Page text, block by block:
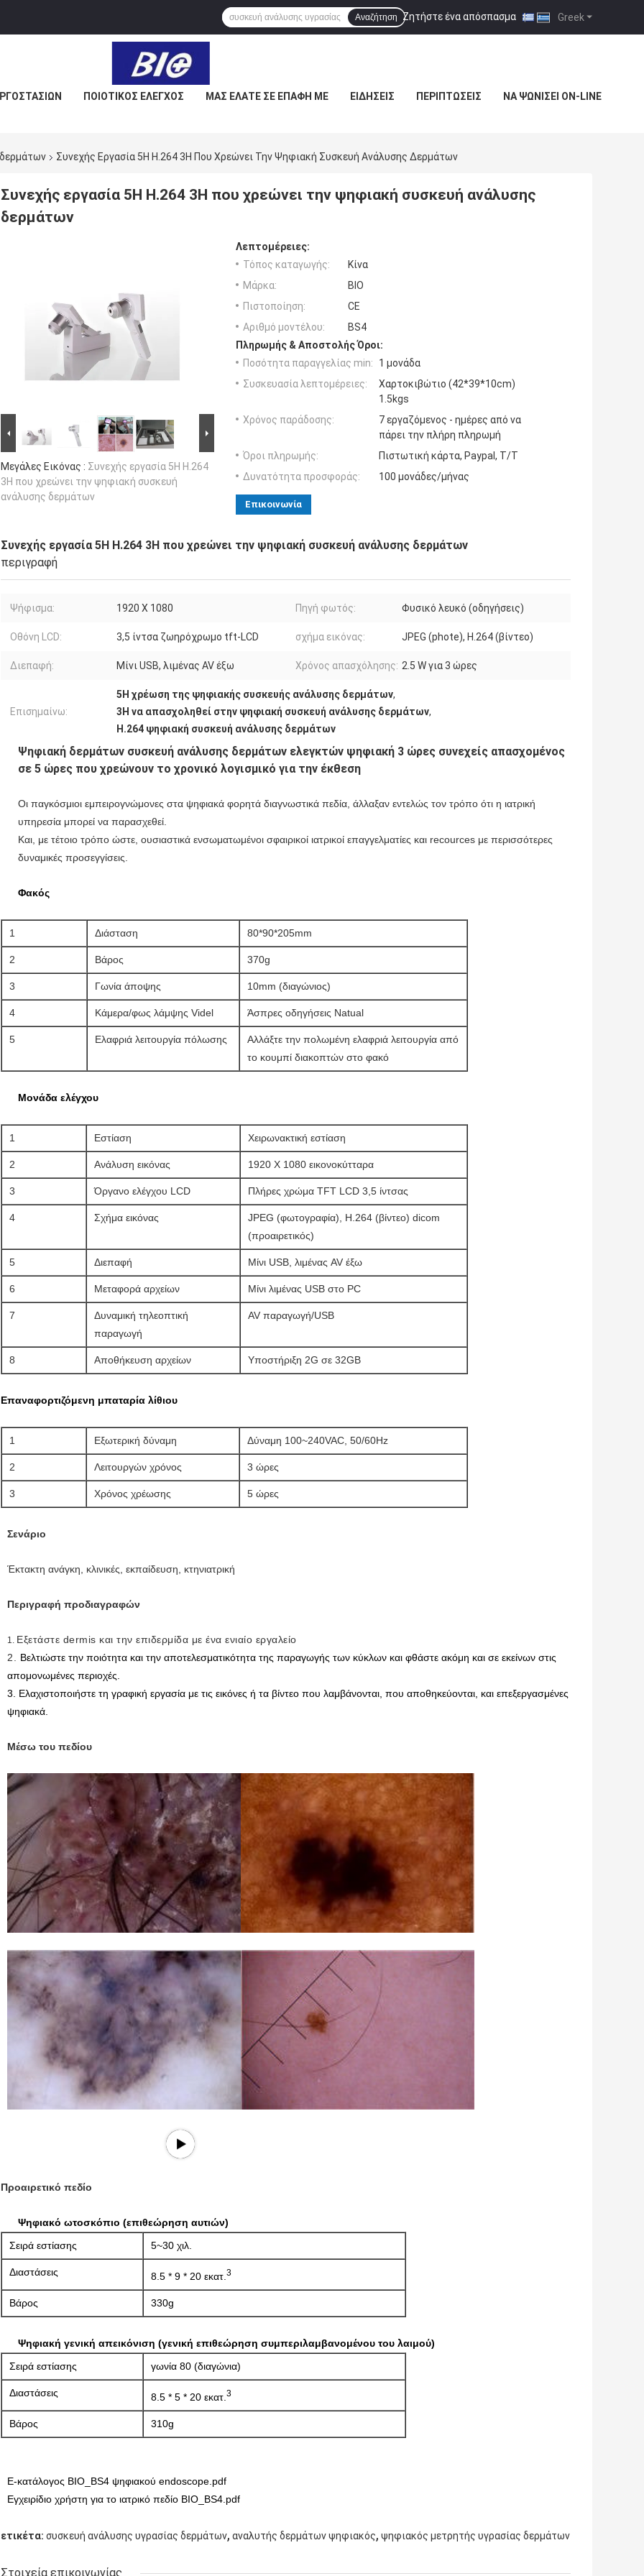
Greek
Ζητήστε ένα απόσπασμα |
Αναζήτηση
ΠΟΙΟΤΙΚΌΣ ΈΛΕΓΧΟΣ ΜΑΣ ΕΛΆΤΕ ΣΕ ΕΠΑΦΉ ΜΕ ΕΙΔΉΣΕΙΣ ΠΕΡΙΠΤΏΣΕΙΣ ΝΑ ΨΩΝΊΣΕΙ ON-LINE
Συνεχής Εργασία 5H H.264 3H Που Χρεώνει Την Ψηφιακή Συσκευή Ανάλυσης Δερμάτων
Συνεχής εργασία 5H H.264 3H που χρεώνει την ψηφιακή συσκευή ανάλυσης
δερμάτων
Μεγάλες Εικόνας : Συνεχής εργασία 5H H.264
3H που χρεώνει την ψηφιακή συσκευή
ανάλυσης δερμάτων
Λεπτομέρειες:
Τόπος καταγωγής:
Κίνα
Μάρκα:
BIO
Πιστοποίηση:
CE
Αριθμό μοντέλου:
BS4
Πληρωμής & Αποστολής Όροι:
Ποσότητα παραγγελίας min:
1 μονάδα
Συσκευασία λεπτομέρειες:
Χαρτοκιβώτιο (42*39*10cm)
1.5kgs
Χρόνος παράδοσης:
7 εργαζόμενος - ημέρες από να
πάρει την πλήρη πληρωμή
Όροι πληρωμής:
Πιστωτική κάρτα, Paypal, T/T
Δυνατότητα προσφοράς:
100 μονάδες/μήνας
Επικοινωνία
Συνεχής εργασία 5H H.264 3H που χρεώνει την ψηφιακή συσκευή ανάλυσης δερμάτων
περιγραφή
Ψήφισμα: 1920 X 1080 Πηγή φωτός: Φυσικό λευκό (οδηγήσεις)
Οθόνη LCD: 3,5 ίντσα ζωηρόχρωμο tft-LCD σχήμα εικόνας: JPEG (phote), H.264 (βίντεο)
Διεπαφή: Μίνι USB, λιμένας AV έξω Χρόνος απασχόλησης: 2.5 W για 3 ώρες
Επισημαίνω:
5H χρέωση της ψηφιακής συσκευής ανάλυσης δερμάτων,
3H να απασχοληθεί στην ψηφιακή συσκευή ανάλυσης δερμάτων,
H.264 ψηφιακή συσκευή ανάλυσης δερμάτων
Ψηφιακή δερμάτων συσκευή ανάλυσης δερμάτων ελεγκτών ψηφιακή 3 ώρες συνεχείς απασχομένος
σε 5 ώρες που χρεώνουν το χρονικό λογισμικό για την έκθεση
Οι παγκόσμιοι εμπειρογνώμονες στα ψηφιακά φορητά διαγνωστικά πεδία, άλλαξαν εντελώς τον τρόπο ότι η ιατρική
υπηρεσία μπορεί να παρασχεθεί.
Και, με τέτοιο τρόπο ώστε, ουσιαστικά ενσωματωμένοι σφαιρικοί ιατρικοί επαγγελματίες και recources με περισσότερες
δυναμικές προσεγγίσεις.
Φακός
1 Διάσταση 80*90*205mm
2 Βάρος 370g
3 Γωνία άποψης 10mm (διαγώνιος)
4 Κάμερα/φως λάμψης Videl Άσπρες οδηγήσεις Natual
5 Ελαφριά λειτουργία πόλωσης
Αλλάξτε την πολωμένη ελαφριά λειτουργία από
το κουμπί διακοπτών στο φακό
Μονάδα ελέγχου
1 Εστίαση Χειρωνακτική εστίαση
2 Ανάλυση εικόνας 1920 X 1080 εικονοκύτταρα
3 Όργανο ελέγχου LCD Πλήρες χρώμα TFT LCD 3,5 ίντσας
4 Σχήμα εικόνας
JPEG (φωτογραφία), H.264 (βίντεο) dicom
(προαιρετικός)
5 Διεπαφή Μίνι USB, λιμένας AV έξω
6 Μεταφορά αρχείων Μίνι λιμένας USB στο PC
7
Δυναμική τηλεοπτική
παραγωγή
AV παραγωγή/USB
8 Αποθήκευση αρχείων Υποστήριξη 2G σε 32GB
Επαναφορτιζόμενη μπαταρία λίθιου
1 Εξωτερική δύναμη Δύναμη 100~240VAC, 50/60Hz
2 Λειτουργών χρόνος 3 ώρες
3 Χρόνος χρέωσης 5 ώρες
Σενάριο
Έκτακτη ανάγκη, κλινικές, εκπαίδευση, κτηνιατρική
Περιγραφή προδιαγραφών
1. Εξετάστε dermis και την επιδερμίδα με ένα ενιαίο εργαλείο
2. Βελτιώστε την ποιότητα και την αποτελεσματικότητα της παραγωγής των κύκλων και φθάστε ακόμη και σε εκείνων στις
απομονωμένες περιοχές.
3. Ελαχιστοποιήστε τη γραφική εργασία με τις εικόνες ή τα βίντεο που λαμβάνονται, που αποθηκεύονται, και επεξεργασμένες
ψηφιακά.
Μέσω του πεδίου
Προαιρετικό πεδίο
Ψηφιακό ωτοσκόπιο (επιθεώρηση αυτιών)
Σειρά εστίασης
5~30 χιλ.
Διαστάσεις 8.5 * 9 * 20 εκατ. 3
Βάρος 330g
Ψηφιακή γενική απεικόνιση (γενική επιθεώρηση συμπεριλαμβανομένου του λαιμού)
Σειρά εστίασης
γωνία 80 (διαγώνια)
Διαστάσεις 8.5 * 5 * 20 εκατ. 3
Βάρος 310g
Ε-κατάλογος BIO_BS4 ψηφιακού endoscope.pdf
Εγχειρίδιο χρήστη για το ιατρικό πεδίο BIO_BS4.pdf
ετικέτα: συσκευή ανάλυσης υγρασίας δερμάτων, αναλυτής δερμάτων ψηφιακός, ψηφιακός μετρητής υγρασίας δερμάτων
Στοιχεία επικοινωνίας